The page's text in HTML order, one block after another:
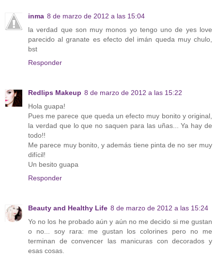
inma 8 de marzo de 2012 a las 15:04
la verdad que son muy monos yo tengo uno de yes love
parecido al granate es efecto del imán queda muy chulo,
bst
Responder
Redlips Makeup 8 de marzo de 2012 a las 15:22
Hola guapa!
Pues me parece que queda un efecto muy bonito y original,
la verdad que lo que no saquen para las uñas... Ya hay de
todo!!
Me parece muy bonito, y además tiene pinta de no ser muy
difícil!
Un besito guapa
Responder
Beauty and Healthy Life 8 de marzo de 2012 a las 15:24
Yo no los he probado aún y aún no me decido si me gustan
o no... soy rara: me gustan los colorines pero no me
terminan de convencer las manicuras con decorados y
esas cosas.